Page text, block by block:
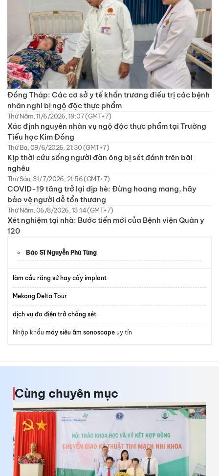
Đồng Tháp: Các cơ sở y tế khẩn trương điều trị các bệnh
nhân nghi bị ngộ độc thực phẩm
Thứ Năm, 11/6/2026, 19:07 (GMT+7)
Xác định nguyên nhân vụ ngộ độc thực phẩm tại Trường
Tiểu học Kim Đồng
Thứ Ba, 09/6/2026, 21:30 (GMT+7)
Kịp thời cứu sống người đàn ông bị sét đánh trên bãi
nghêu
Thứ Sáu, 31/7/2026, 21:56 (GMT+7)
COVID-19 tăng trở lại dịp hè: Đừng hoang mang, hãy
bảo vệ người dễ tổn thương
Thứ Năm, 06/8/2026, 13:14 (GMT+7)
Xét nghiệm tại nhà: Bước tiến mới của Bệnh viện Quân y
120
Bác Sĩ Nguyễn Phú Tùng
làm cầu răng sứ hay cấy implant
Mekong Delta Tour
dịch vụ đo điện trở chống sét
Nhập khẩu máy siêu âm sonoscape uy tín
Cùng chuyên mục